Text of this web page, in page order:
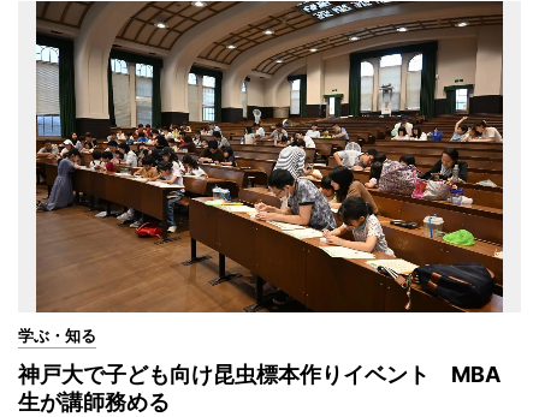
学ぶ・知る
神戸大で子ども向け昆虫標本作りイベント MBA
生が講師務める